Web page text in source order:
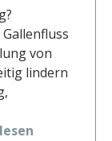
von
lindern